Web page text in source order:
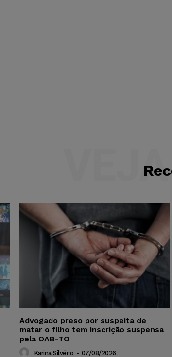
Advogado preso por suspeita de
matar o filho tem inscrição suspensa
pela OAB-TO
Karina Silvério - 07/08/2026